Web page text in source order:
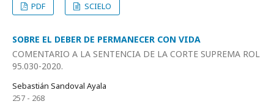
PDF
SCIELO
SOBRE EL DEBER DE PERMANECER CON VIDA
COMENTARIO A LA SENTENCIA DE LA CORTE SUPREMA ROL
95.030-2020.
Sebastián Sandoval Ayala
257 - 268